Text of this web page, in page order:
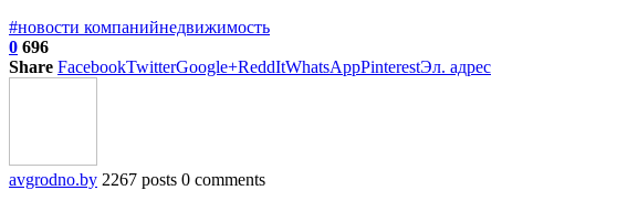
#новости компанийнедвижимость
0 696
Share FacebookTwitterGoogle+ReddItWhatsAppPinterestЭл. адрес
avgrodno.by 2267 posts 0 comments